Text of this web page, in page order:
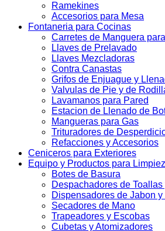
Ramekines
Accesorios para Mesa
Fontaneria para Cocinas
Carretes de Manguera
Llaves de Prelavado
Llaves Mezcladoras
Contra Canastas
Grifos de Enjuague y
Valvulas de Pie y de
Lavamanos para Pared
Estacion de Llenado de
Mangueras para Gas
Trituradores de
Refacciones y Accesorios
Ceniceros para Exteriores
Equipo y Productos para
Botes de Basura
Despachadores de
Dispensadores de Jabon y
Secadores de Mano
Trapeadores y Escobas
Cubetas y Atomizadores